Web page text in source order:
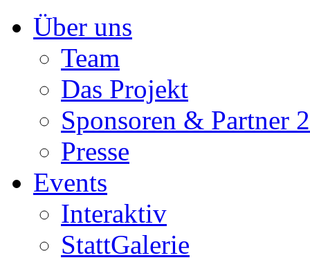
Inhalt
springenÜber uns
Team
Das Projekt
Sponsoren & Partner
Presse
Events
Interaktiv
StattGalerie